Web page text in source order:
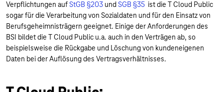
Verpflichtungen aufStGB §203 undSGB §35 ist die T Cloud Public
sogar für die Verarbeitung von Sozialdaten und für den Einsatz von
Berufsgeheimnisträgern geeignet. Einige der Anforderungen des
BSI bildet die T Cloud Public u.a. auch in den Verträgen ab, so
beispielsweise die Rückgabe und Löschung von kundeneigenen
Daten bei der Auflösung des Vertragsverhältnisses.